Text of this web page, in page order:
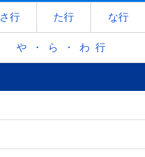
ユ - ヨ
レ
さ行 た行 な行
や・ら・わ行